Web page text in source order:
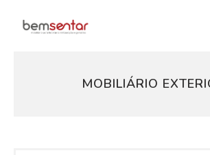
MOBILIÁRIO